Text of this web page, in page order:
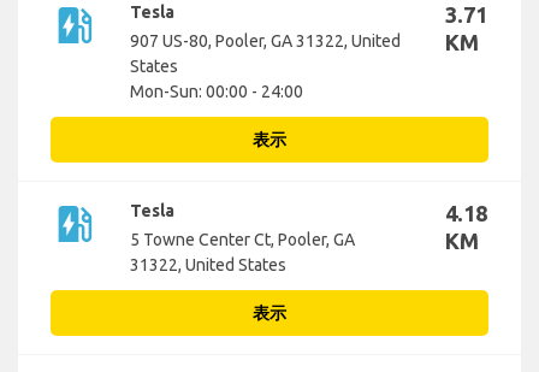
ev_station
Tesla
907 US-80, Pooler, GA 31322, United
States
Mon-Sun: 00:00 - 24:00
3.71
KM
表示
ev_station
Tesla
5 Towne Center Ct, Pooler, GA
31322, United States
4.18
KM
表示